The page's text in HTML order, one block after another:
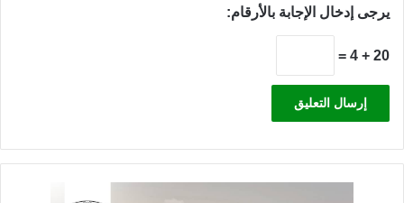
يرجى إدخال الإجابة بالأرقام:
20 + 4 =